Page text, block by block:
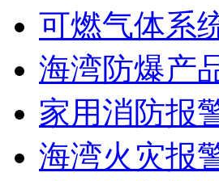
可燃气体系
海湾防爆产
家用消防报
海湾火灾报